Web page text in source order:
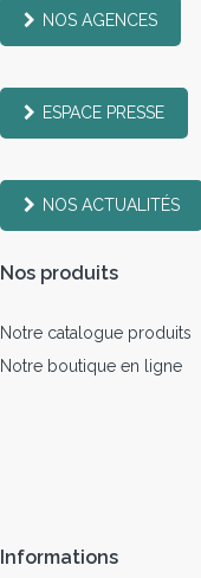
NOS AGENCES
ESPACE PRESSE
NOS ACTUALITÉS
Nos produits
Notre catalogue produits
Notre boutique en ligne
Informations